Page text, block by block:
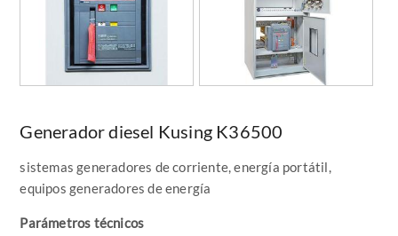
Generador diesel Kusing K36500
sistemas generadores de corriente, energía portátil,
equipos generadores de energía
Parámetros técnicos